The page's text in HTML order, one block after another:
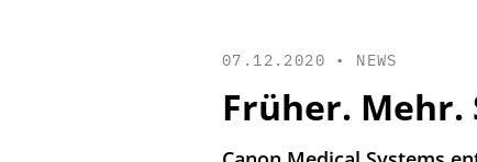
07.12.2020 • NEWS
Früher. Mehr.